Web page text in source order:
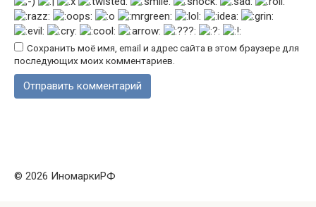
Сохранить моё имя, email и адрес сайта в этом браузере для
последующих моих комментариев.
© 2026 ИномаркиРФ